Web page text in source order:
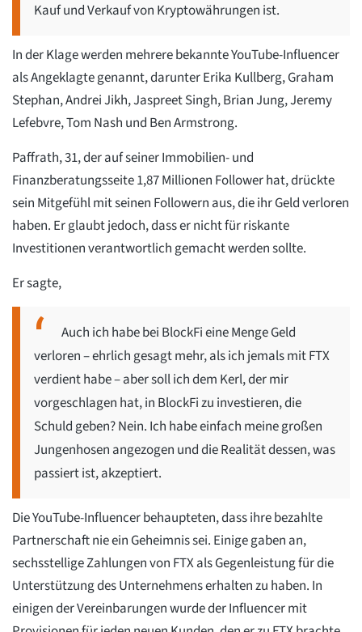
Kauf und Verkauf von Kryptowährungen ist.
In der Klage werden mehrere bekannte YouTube-Influencer
als Angeklagte genannt, darunter Erika Kullberg, Graham
Stephan, Andrei Jikh, Jaspreet Singh, Brian Jung, Jeremy
Lefebvre, Tom Nash und Ben Armstrong.
Paffrath, 31, der auf seiner Immobilien- und
Finanzberatungsseite 1,87 Millionen Follower hat, drückte
sein Mitgefühl mit seinen Followern aus, die ihr Geld verloren
haben. Er glaubt jedoch, dass er nicht für riskante
Investitionen verantwortlich gemacht werden sollte.
Er sagte,
Auch ich habe bei BlockFi eine Menge Geld
verloren – ehrlich gesagt mehr, als ich jemals mit FTX
verdient habe – aber soll ich dem Kerl, der mir
vorgeschlagen hat, in BlockFi zu investieren, die
Schuld geben? Nein. Ich habe einfach meine großen
Jungenhosen angezogen und die Realität dessen, was
passiert ist, akzeptiert.
Die YouTube-Influencer behaupteten, dass ihre bezahlte
Partnerschaft nie ein Geheimnis sei. Einige gaben an,
sechsstellige Zahlungen von FTX als Gegenleistung für die
Unterstützung des Unternehmens erhalten zu haben. In
einigen der Vereinbarungen wurde der Influencer mit